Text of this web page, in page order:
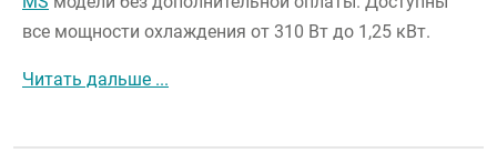
все мощности охлаждения от 310 Вт до 1,25 кВт.
Читать дальше ...